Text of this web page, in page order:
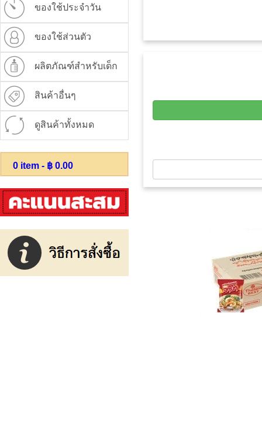
ของใช้ประจำวัน
ของใช้ส่วนตัว
ผลิตภัณฑ์สำหรับเด็ก
สินค้าอื่นๆ
ดูสินค้าทั้งหมด
0 item - ฿ 0.00